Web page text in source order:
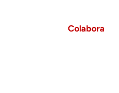
Colabora